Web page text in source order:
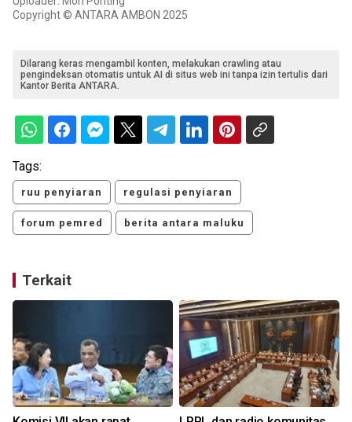
Copyright © ANTARA AMBON 2025
Dilarang keras mengambil konten, melakukan crawling atau
pengindeksan otomatis untuk AI di situs web ini tanpa izin tertulis dari
Kantor Berita ANTARA.
Tags:
ruu penyiaran regulasi penyiaran
forum pemred berita antara maluku
Terkait